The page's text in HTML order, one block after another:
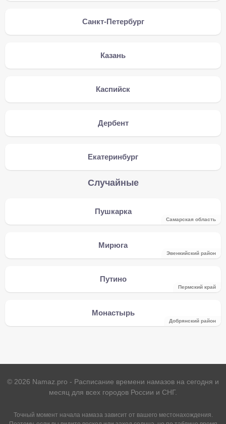
Санкт-Петербург
Казань
Каспийск
Дербент
Екатеринбург
Случайные
Пушкарка
Самарская область
Мирюга
Эвенкийский район
Путино
Пермский край
Монастырь
Добрянский район
© 2026 Namaz.pro - Расписание времени намазов на сегодня и
месяц для всех городов России и СНГ.
Точный момент начала намаза зависит от вашего местонахождения.